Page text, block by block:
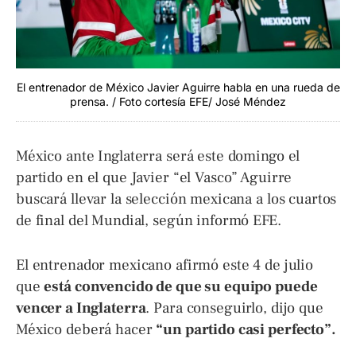
El entrenador de México Javier Aguirre habla en una rueda de
prensa. / Foto cortesía EFE/ José Méndez
México ante Inglaterra será este domingo el
partido en el que Javier “el Vasco” Aguirre
buscará llevar la selección mexicana a los cuartos
de final del Mundial, según informó EFE.
El entrenador mexicano afirmó este 4 de julio
queestá convencido de que su equipo puede
vencer a Inglaterra. Para conseguirlo, dijo que
México deberá hacer “un partido casi perfecto”.